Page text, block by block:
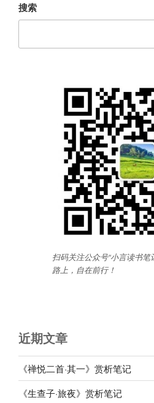
搜索
扫码关注公众号“小言读书笔
路上，自在前行！
近期文章
《禅悦二首·其一》赏析笔记
《生查子·旅夜》赏析笔记